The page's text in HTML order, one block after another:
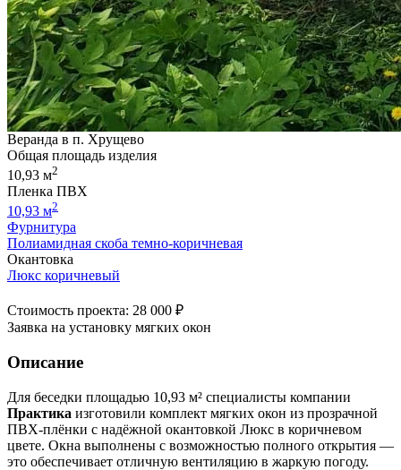
Веранда в п. Хрущево
Общая площадь изделия
10,93 м2
Пленка ПВХ
10,93 м2
Фурнитура
Полиамидная скоба темно-коричневая
Окантовка
Люкс коричневый
Стоимость проекта: 28 000 ₽
Заявка на установку мягких окон
Описание
Для беседки площадью 10,93 м² специалисты компании
Практика изготовили комплект мягких окон из прозрачной
ПВХ-плёнки с надёжной окантовкой Люкс в коричневом
цвете. Окна выполнены с возможностью полного открытия —
это обеспечивает отличную вентиляцию в жаркую погоду.